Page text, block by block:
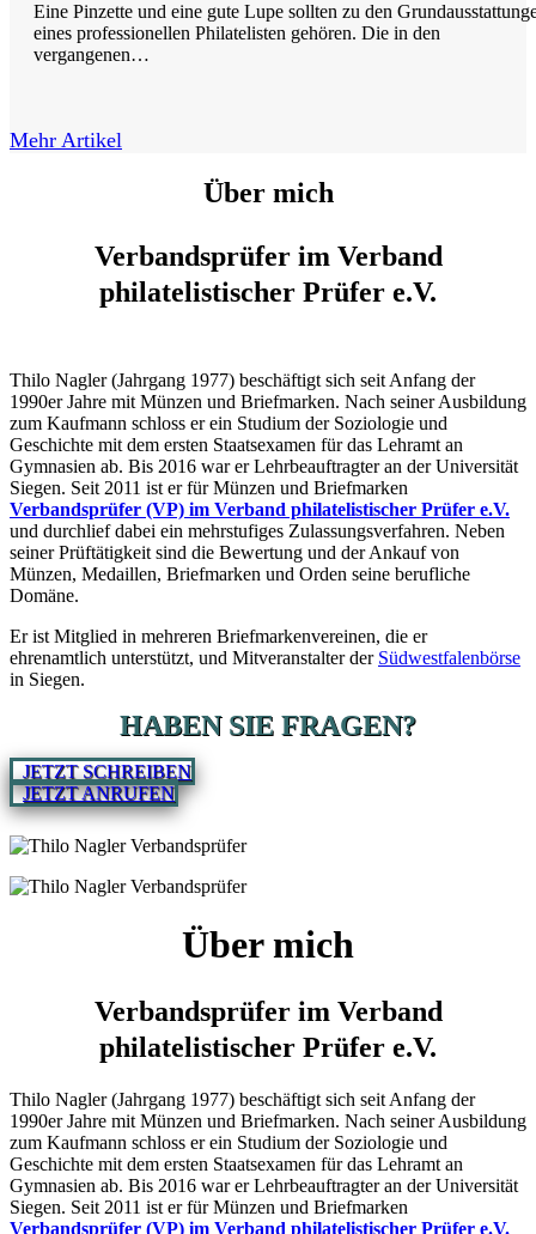
Eine Pinzette und eine gute Lupe sollten zu den
eines professionellen Philatelisten gehören. Die in den
vergangenen…
Mehr Artikel
Über mich
Verbandsprüfer im Verband
philatelistischer Prüfer e.V.
Thilo Nagler (Jahrgang 1977) beschäftigt sich seit Anfang der
1990er Jahre mit Münzen und Briefmarken. Nach seiner Ausbildung
zum Kaufmann schloss er ein Studium der Soziologie und
Geschichte mit dem ersten Staatsexamen für das Lehramt an
Gymnasien ab. Bis 2016 war er Lehrbeauftragter an der Universität
Siegen. Seit 2011 ist er für Münzen und Briefmarken
Verbandsprüfer (VP) im Verband philatelistischer Prüfer e.V.
und durchlief dabei ein mehrstufiges Zulassungsverfahren. Neben
seiner Prüftätigkeit sind die Bewertung und der Ankauf von
Münzen, Medaillen, Briefmarken und Orden seine berufliche
Domäne.
Er ist Mitglied in mehreren Briefmarkenvereinen, die er
ehrenamtlich unterstützt, und Mitveranstalter der Südwestfalenbörse
in Siegen.
HABEN SIE FRAGEN?
JETZT SCHREIBEN
JETZT ANRUFEN
Über mich
Verbandsprüfer im Verband
philatelistischer Prüfer e.V.
Thilo Nagler (Jahrgang 1977) beschäftigt sich seit Anfang der
1990er Jahre mit Münzen und Briefmarken. Nach seiner Ausbildung
zum Kaufmann schloss er ein Studium der Soziologie und
Geschichte mit dem ersten Staatsexamen für das Lehramt an
Gymnasien ab. Bis 2016 war er Lehrbeauftragter an der Universität
Siegen. Seit 2011 ist er für Münzen und Briefmarken
Verbandsprüfer (VP) im Verband philatelistischer Prüfer e.V.